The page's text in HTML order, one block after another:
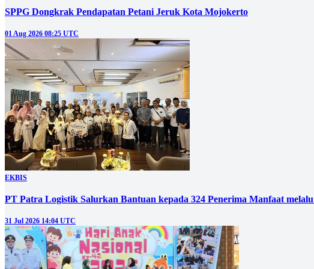
SPPG Dongkrak Pendapatan Petani Jeruk Kota Mojokerto
01 Aug 2026 08:25 UTC
EKBIS
PT Patra Logistik Salurkan Bantuan kepada 324 Penerima Manfaat
31 Jul 2026 14:04 UTC